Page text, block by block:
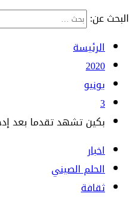
البحث عن:
الرئيسة
2020
يونيو
3
بكين تشهد تقدما بعد
اخبار
الحلم الصيني
ثقافة